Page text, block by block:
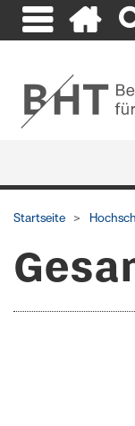
Startseite